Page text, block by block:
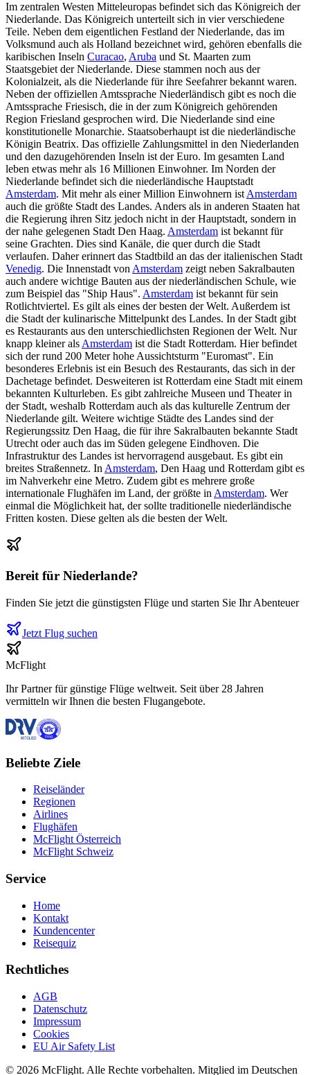
Im zentralen Westen Mitteleuropas befindet sich das Königreich der
Niederlande. Das Königreich unterteilt sich in vier verschiedene
Teile. Neben dem eigentlichen Festland der Niederlande, das im
Volksmund auch als Holland bezeichnet wird, gehören ebenfalls die
karibischen Inseln Curacao, Aruba und St. Maarten zum
Staatsgebiet der Niederlande. Diese stammen noch aus der
Kolonialzeit, als die Niederlande für ihre Seefahrer bekannt waren.
Neben der offiziellen Amtssprache Niederländisch gibt es noch die
Amtssprache Friesisch, die in der zum Königreich gehörenden
Region Friesland gesprochen wird. Die Niederlande sind eine
konstitutionelle Monarchie. Staatsoberhaupt ist die niederländische
Königin Beatrix. Das offizielle Zahlungsmittel in den Niederlanden
und den dazugehörenden Inseln ist der Euro. Im gesamten Land
leben etwas mehr als 16 Millionen Einwohner. Im Norden der
Niederlande befindet sich die niederländische Hauptstadt
Amsterdam. Mit mehr als einer Million Einwohnern istAmsterdam
auch die größte Stadt des Landes. Anders als in anderen Staaten hat
die Regierung ihren Sitz jedoch nicht in der Hauptstadt, sondern in
der nahe gelegenen Stadt Den Haag. Amsterdam ist bekannt für
seine Grachten. Dies sind Kanäle, die quer durch die Stadt
verlaufen. Daher erinnert das Stadtbild an das der italienischen Stadt
Venedig. Die Innenstadt vonAmsterdam zeigt neben Sakralbauten
auch andere wichtige Bauten aus der niederländischen Schule, wie
zum Beispiel das "Ship Haus". Amsterdam ist bekannt für sein
Rotlichtviertel. Es gilt als eines der besten der Welt. Außerdem ist
die Stadt der kulinarische Mittelpunkt des Landes. In der Stadt gibt
es Restaurants aus den unterschiedlichsten Regionen der Welt. Nur
knapp kleiner alsAmsterdam ist die Stadt Rotterdam. Hier befindet
sich der rund 200 Meter hohe Aussichtsturm "Euromast". Ein
besonderes Erlebnis ist ein Besuch des Restaurants, das sich in der
Dachetage befindet. Desweiteren ist Rotterdam eine Stadt mit einem
bekannten Kulturleben. Es gibt zahlreiche Museen und Theater in
der Stadt, weshalb Rotterdam auch als das kulturelle Zentrum der
Niederlande gilt. Weitere wichtige Städte des Landes sind der
Regierungssitz Den Haag, die für ihre Sakralbauten bekannte Stadt
Utrecht oder auch das im Süden gelegene Eindhoven. Die
Infrastruktur des Landes ist hervorragend ausgebaut. Es gibt ein
breites Straßennetz. InAmsterdam, Den Haag und Rotterdam gibt es
im Nahverkehr eine Metro. Zudem gibt es mehrere große
internationale Flughäfen im Land, der größte inAmsterdam. Wer
einmal die Möglichkeit hat, der sollte traditionelle niederländische
Fritten kosten. Diese gelten als die besten der Welt.
Bereit für Niederlande?
Finden Sie jetzt die günstigsten Flüge und starten Sie Ihr Abenteuer
Jetzt Flug suchen
McFlight
Ihr Partner für günstige Flüge weltweit. Seit über 28 Jahren
vermitteln wir Ihnen die besten Flugangebote.
Beliebte Ziele
Reiseländer
Regionen
Airlines
Flughäfen
McFlight Österreich
McFlight Schweiz
Service
Home
Kontakt
Kundencenter
Reisequiz
Rechtliches
AGB
Datenschutz
Impressum
Cookies
EU Air Safety List
© 2026 McFlight. Alle Rechte vorbehalten. Mitglied im Deutschen